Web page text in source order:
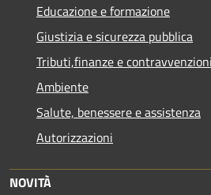
Educazione e formazione
Giustizia e sicurezza pubblica
Tributi,finanze e contravvenzioni
Ambiente
Salute, benessere e assistenza
Autorizzazioni
NOVITÀ